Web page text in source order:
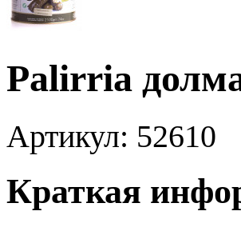
Palirria
Артикул: 52610
Краткая